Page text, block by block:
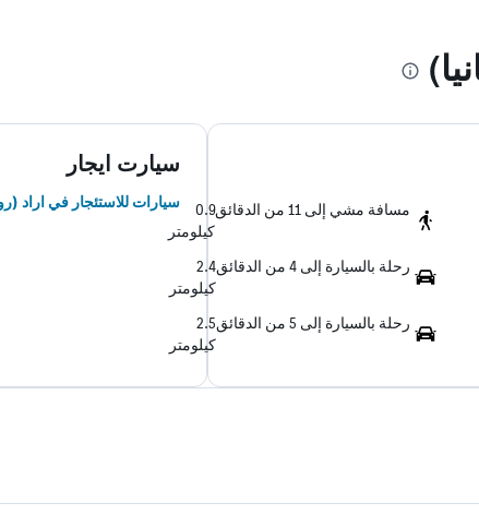
مسافة مشي إلى 11 من الدقائق
0.9
كيلومتر
رحلة بالسيارة إلى 4 من الدقائق
2.4
كيلومتر
رحلة بالسيارة إلى 5 من الدقائق
2.5
كيلومتر
سيارت ايجار
سيارات للاستئجار في اراد